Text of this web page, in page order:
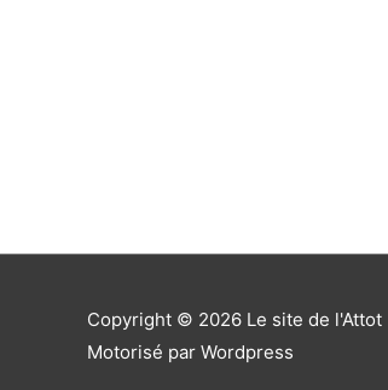
Copyright © 2026 Le site de l'Attot
Motorisé par Wordpress